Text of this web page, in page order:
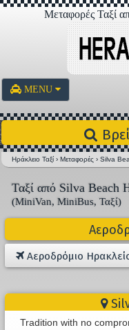
Μεταφορές Ταξί
MENU
Ηράκλειο Ταξί ›Μεταφορές ›Silva
Ταξί από Silva Beach
(MiniVan, MiniBus, Ταξί)
Αεροδρόμιο
Tradition with no